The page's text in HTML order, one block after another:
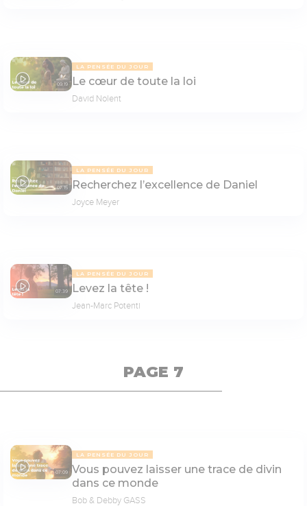
09:19
LA PENSÉE DU JOUR
Le cœur de toute la loi
David Nolent
07:15
LA PENSÉE DU JOUR
Recherchez l’excellence de Daniel
Joyce Meyer
07:39
LA PENSÉE DU JOUR
Levez la tête !
Jean-Marc Potenti
PAGE 7
07:09
LA PENSÉE DU JOUR
Vous pouvez laisser une trace de divin
dans ce monde
Bob & Debby GASS